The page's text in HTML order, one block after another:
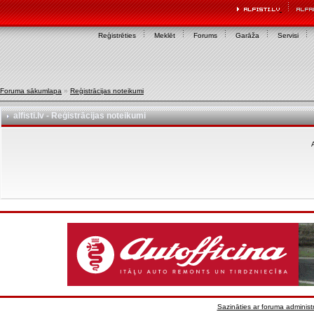
Reģistrēties Meklēt Forums Garāža Servisi
Foruma sākumlapa » Reģistrācijas noteikumi
alfisti.lv - Reģistrācijas noteikumi
Sazināties ar foruma